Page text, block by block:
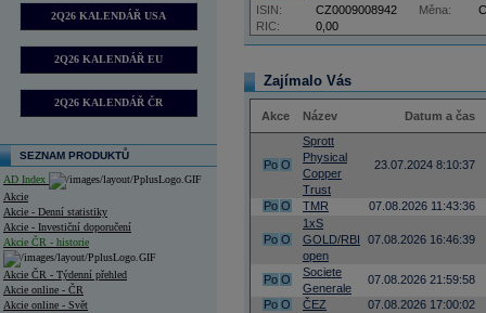
2Q26 KALENDÁŘ USA
2Q26 KALENDÁŘ EU
2Q26 KALENDÁŘ ČR
SEZNAM PRODUKTŮ
AD Index
Akcie
Akcie - Denní statistiky
Akcie - Investiční doporučení
Akcie ČR - historie
Akcie ČR - Týdenní přehled
Akcie online - ČR
Akcie online - Svět
RIC: 0,00
ISIN: CZ0009008942 Měna:
Zajímalo Vás
Akce Název Datum a čas
Po O
Sprott
Physical
Copper
Trust
23.07.2024 8:10:37
Po O TMR 07.08.2026 11:43:36
Po O
1xS
GOLD/RBI
open
07.08.2026 16:46:39
Po O
Societe
Generale
07.08.2026 21:59:58
Po O ČEZ 07.08.2026 17:00:02